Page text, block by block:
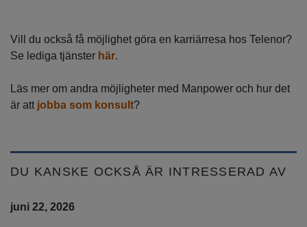
Vill du också få möjlighet göra en karriärresa hos Telenor?
Se lediga tjänster här.
Läs mer om andra möjligheter med Manpower och hur det
är att jobba som konsult?
DU KANSKE OCKSÅ ÄR INTRESSERAD AV
juni 22, 2026